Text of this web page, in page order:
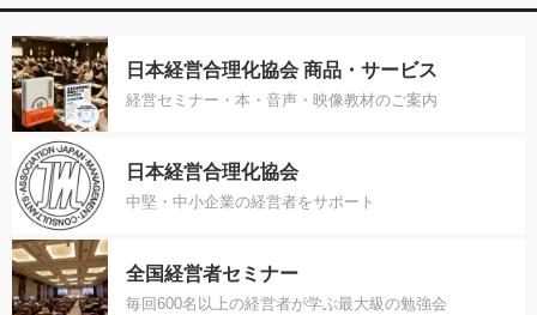
日本経営合理化協会 商品・サービス
経営セミナー・本・音声・映像教材のご案内
日本経営合理化協会
中堅・中小企業の経営者をサポート
全国経営者セミナー
毎回600名以上の経営者が学ぶ最大級の勉強会